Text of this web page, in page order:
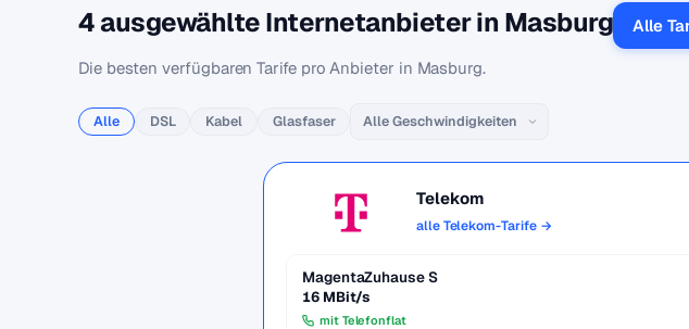
4 ausgewählte Internetanbieter in Masburg Alle
Die besten verfügbaren Tarife pro Anbieter in Masburg.
Alle DSL Kabel Glasfaser
Telekom
alle Telekom-Tarife →
MagentaZuhause S
16 MBit/s
mit Telefonflat